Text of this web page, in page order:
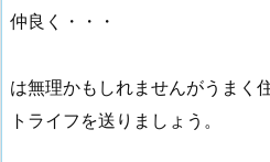
仲良く・・・
は無理かもしれませんがうまく
トライフを送りましょう。